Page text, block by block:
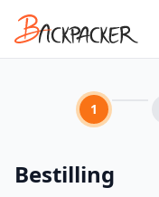
1
Bestilling